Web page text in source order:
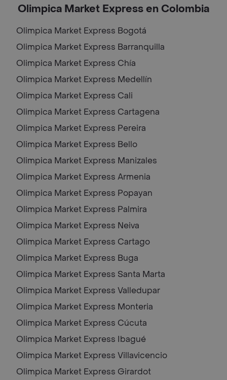
Olimpica Market Express en Colombia
Olimpica Market Express Bogotá
Olimpica Market Express Barranquilla
Olimpica Market Express Chía
Olimpica Market Express Medellín
Olimpica Market Express Cali
Olimpica Market Express Cartagena
Olimpica Market Express Pereira
Olimpica Market Express Bello
Olimpica Market Express Manizales
Olimpica Market Express Armenia
Olimpica Market Express Popayan
Olimpica Market Express Palmira
Olimpica Market Express Neiva
Olimpica Market Express Cartago
Olimpica Market Express Buga
Olimpica Market Express Santa Marta
Olimpica Market Express Valledupar
Olimpica Market Express Monteria
Olimpica Market Express Cúcuta
Olimpica Market Express Ibagué
Olimpica Market Express Villavicencio
Olimpica Market Express Girardot